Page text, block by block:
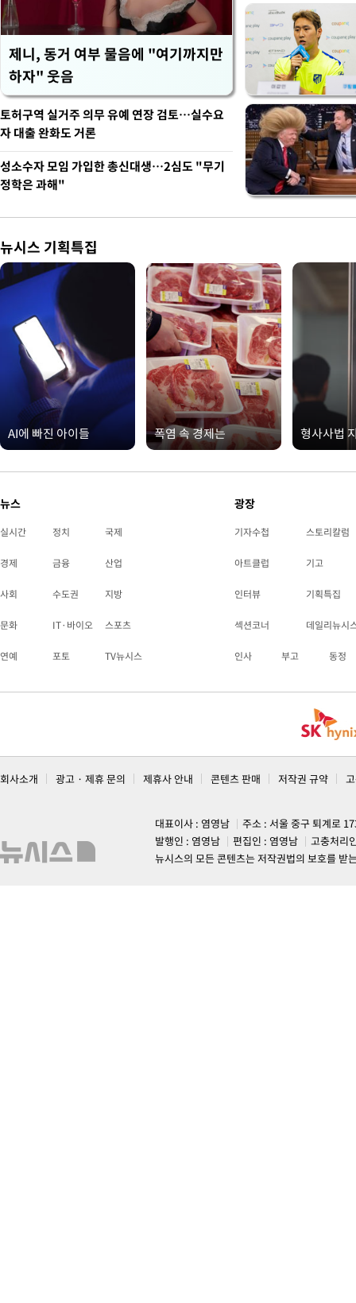
제니, 동거 여부 물음에 "여기까지만
하자" 웃음
토허구역 실거주 의무 유예 연장 검토…실수요
자 대출 완화도 거론
성소수자 모임 가입한 총신대생…2심도 "무기
정학은 과해"
뉴시스 기획특집
AI에 빠진 아이들 폭염 속 경제는 형사사법
뉴스
실시간 정치 국제
경제 금융 산업
사회 수도권 지방
문화 IT·바이오 스포츠
연예 포토 TV뉴시스
광장
기자수첩 스토리칼럼
아트클럽 기고
인터뷰 기획특집
섹션코너 데일리뉴시
인사 부고 동정
회사소개 광고 · 제휴 문의 제휴사 안내 콘텐츠 판매 저작권 규약
대표이사 : 염영남
주소 : 서울 중구 퇴계로
발행인 : 염영남
편집인 : 염영남
고충처리
뉴시스의 모든 콘텐츠는 저작권법의 보호를